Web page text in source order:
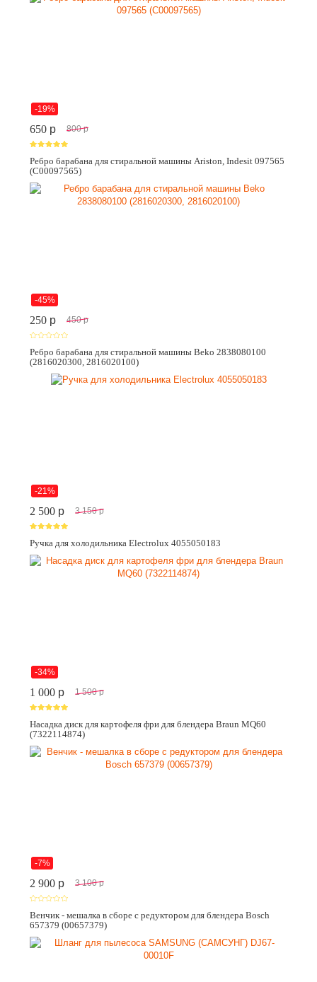
-19%
650 p 800 p
Ребро барабана для стиральной машины Ariston, Indesit 097565
(C00097565)
-45%
250 p 450 p
Ребро барабана для стиральной машины Beko 2838080100
(2816020300, 2816020100)
-21%
2 500 p 3 150 p
Ручка для холодильника Electrolux 4055050183
-34%
1 000 p 1 500 p
Насадка диск для картофеля фри для блендера Braun MQ60
(7322114874)
-7%
2 900 p 3 100 p
Венчик - мешалка в сборе с редуктором для блендера Bosch
657379 (00657379)